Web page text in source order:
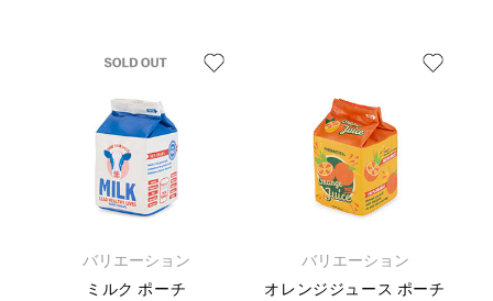
バリエーション
ミルク ポーチ
バリエーション
オレンジジュース ポーチ